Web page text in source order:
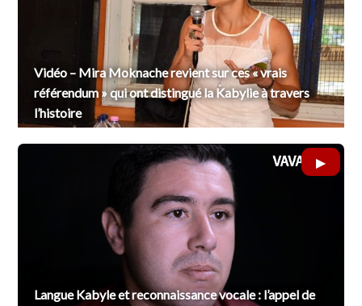
Vidéo – Mira Moknache revient sur ces « vrais
référendum » qui ont distingué la Kabylie à travers
l’histoire
Langue Kabyle et reconnaissance vocale : l’appel de